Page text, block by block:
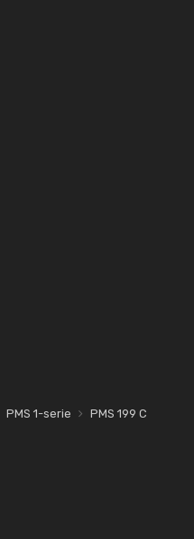
PMS 1-serie PMS 199 C